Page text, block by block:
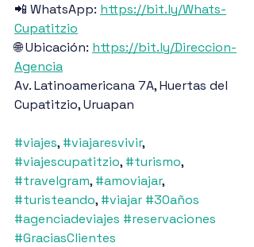
📲 WhatsApp: https://bit.ly/Whats-
Cupatitzio
🌐 Ubicación: https://bit.ly/Direccion-
Agencia
Av. Latinoamericana 7A, Huertas del
Cupatitzio, Uruapan
#viajes, #viajaresvivir,
#viajescupatitzio, #turismo,
#travelgram, #amoviajar,
#turisteando, #viajar #30años
#agenciadeviajes #reservaciones
#GraciasClientes